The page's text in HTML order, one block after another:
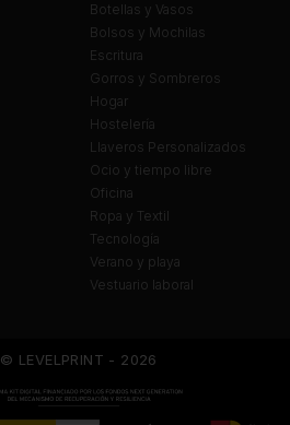
Botellas y Vasos
Bolsos y Mochilas
Escritura
Gorros y Sombreros
Hogar
Hostelería
Llaveros Personalizados
Ocio y tiempo libre
Oficina
Ropa y Textil
Tecnología
Verano y playa
Vestuario laboral
© LEVELPRINT - 2026